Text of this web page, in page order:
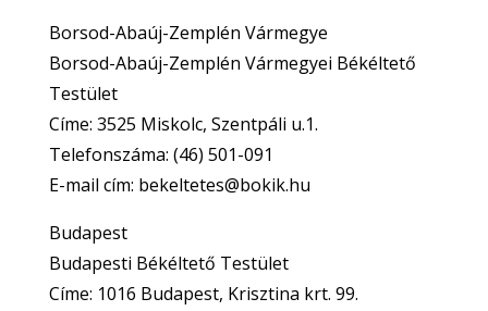
Borsod-Abaúj-Zemplén Vármegye
Borsod-Abaúj-Zemplén Vármegyei Békéltető
Testület
Címe: 3525 Miskolc, Szentpáli u.1.
Telefonszáma: (46) 501-091
E-mail cím: bekeltetes@bokik.hu
Budapest
Budapesti Békéltető Testület
Címe: 1016 Budapest, Krisztina krt. 99.